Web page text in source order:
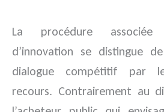
La procédure
d’innovation se distingue
dialogue compétitif par
recours. Contrairement au